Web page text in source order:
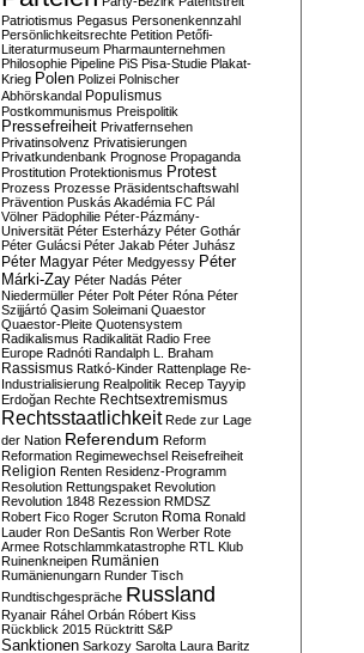
Patriotismus Pegasus Personenkennzahl
Persönlichkeitsrechte Petition Petőfi-
Literaturmuseum Pharmaunternehmen
Philosophie Pipeline PiS Pisa-Studie Plakat-
Krieg Polen Polizei Polnischer
Abhörskandal Populismus
Postkommunismus Preispolitik
Pressefreiheit Privatfernsehen
Privatinsolvenz Privatisierungen
Privatkundenbank Prognose Propaganda
Prostitution Protektionismus Protest
Prozess Prozesse Präsidentschaftswahl
Prävention Puskás Akadémia FC Pál
Völner Pädophilie Péter-Pázmány-
Universität Péter Esterházy Péter Gothár
Péter Gulácsi Péter Jakab Péter Juhász
Péter Magyar Péter Medgyessy Péter
Márki-Zay Péter Nadás Péter
Niedermüller Péter Polt Péter Róna Péter
Szijjártó Qasim Soleimani Quaestor
Quaestor-Pleite Quotensystem
Radikalismus Radikalität Radio Free
Europe Radnóti Randalph L. Braham
Rassismus Ratkó-Kinder Rattenplage Re-
Industrialisierung Realpolitik Recep Tayyip
Erdoğan Rechte Rechtsextremismus
Rechtsstaatlichkeit Rede zur Lage
der Nation Referendum Reform
Reformation Regimewechsel Reisefreiheit
Religion Renten Residenz-Programm
Resolution Rettungspaket Revolution
Revolution 1848 Rezession RMDSZ
Robert Fico Roger Scruton Roma Ronald
Lauder Ron DeSantis Ron Werber Rote
Armee Rotschlammkatastrophe RTL Klub
Ruinenkneipen Rumänien
Rumänienungarn Runder Tisch
Rundtischgespräche Russland
Ryanair Ráhel Orbán Róbert Kiss
Rückblick 2015 Rücktritt S&P
Sanktionen Sarkozy Sarolta Laura Baritz